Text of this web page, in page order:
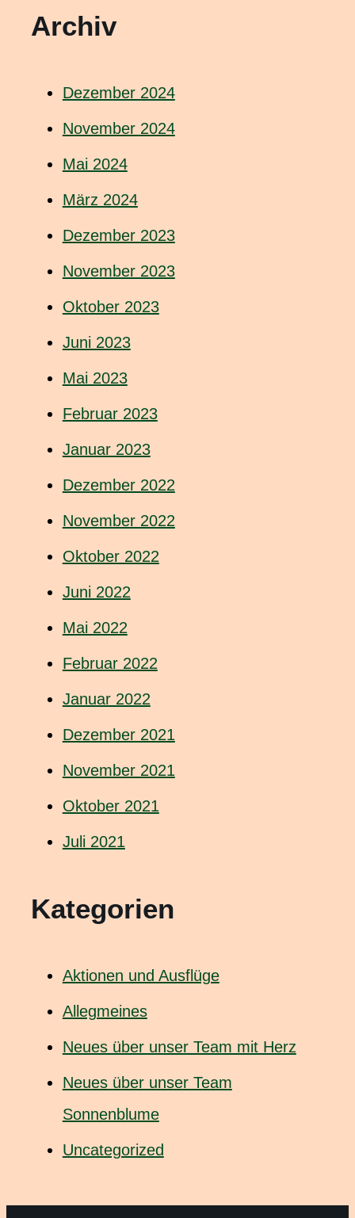
Archiv
Dezember 2024
November 2024
Mai 2024
März 2024
Dezember 2023
November 2023
Oktober 2023
Juni 2023
Mai 2023
Februar 2023
Januar 2023
Dezember 2022
November 2022
Oktober 2022
Juni 2022
Mai 2022
Februar 2022
Januar 2022
Dezember 2021
November 2021
Oktober 2021
Juli 2021
Kategorien
Aktionen und Ausflüge
Allegmeines
Neues über unser Team mit Herz
Neues über unser Team
Sonnenblume
Uncategorized